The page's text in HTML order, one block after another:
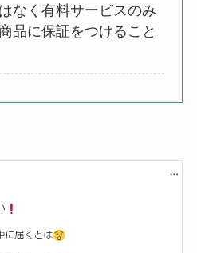
なく有料サービスのみ
品に保証をつけること